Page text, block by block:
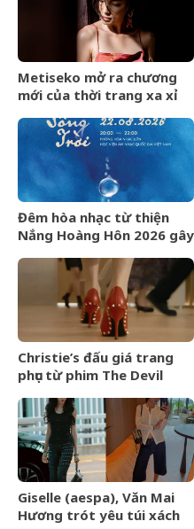
Metiseko mở ra chương
mới của thời trang xa xỉ
Đêm hòa nhạc từ thiện
Nắng Hoàng Hôn 2026 gây
thận nhân tạo
Christie’s đấu giá trang
phục từ phim The Devil
Giselle (aespa), Văn Mai
Hương trót yêu túi xách